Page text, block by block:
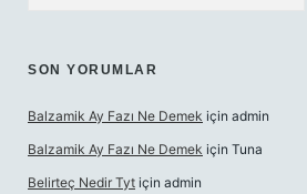
SON YORUMLAR
Balzamik Ay Fazı Ne Demek için admin
Balzamik Ay Fazı Ne Demek için Tuna
Belirteç Nedir Tyt için admin